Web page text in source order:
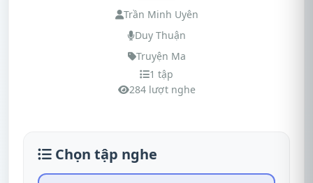
Trần Minh Uyên
Duy Thuận
Truyện Ma
1 tập
284 lượt nghe
Chọn tập nghe